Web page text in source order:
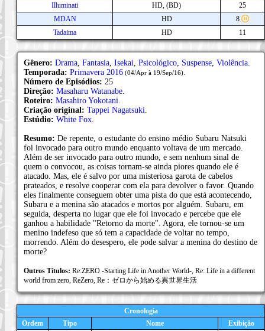
Illuminati
HD, (BD)
25
MDAN
HD
8
Tadaima
HD 11
Gênero: Drama Fantasia Isekai Psicológico Suspense Violência
Temporada: Primavera 2016 (04/Apr à 19/Sep/16)
Número de Episódios: 25
Direção: Masaharu Watanabe
Roteiro: Masahiro Yokotani
Criação original: Tappei Nagatsuki
Estúdio: White Fox
Resumo: De repente, o estudante do ensino médio Subaru Natsuki
foi invocado para outro mundo enquanto voltava de um mercado.
Além de ser invocado para outro mundo, e sem nenhum sinal de
quem o convocou, as coisas tornam-se ainda piores quando ele é
atacado. Mas, ele é salvo por uma misteriosa garota de cabelos
prateados, e resolve cooperar com ela para devolver o favor. Quando
eles finalmente conseguem obter uma pista do que está acontecendo,
Subaru e a menina são atacados e mortos por alguém. Subaru, em
seguida, desperta no lugar que ele foi invocado e percebe que ele
ganhou a habilidade "Retorno da morte". Agora, ele tornou-se um
menino indefeso que só tem a capacidade de voltar no tempo,
morrendo. Além do desespero, ele pode salvar a menina do destino de
morte?
Outros Títulos: Re:ZERO -Starting Life in Another World-, Re: Life in a different
world from zero, ReZero, Re：ゼロから始める異世界生活
Cronologia
Ordem
Tipo Nome Exibição